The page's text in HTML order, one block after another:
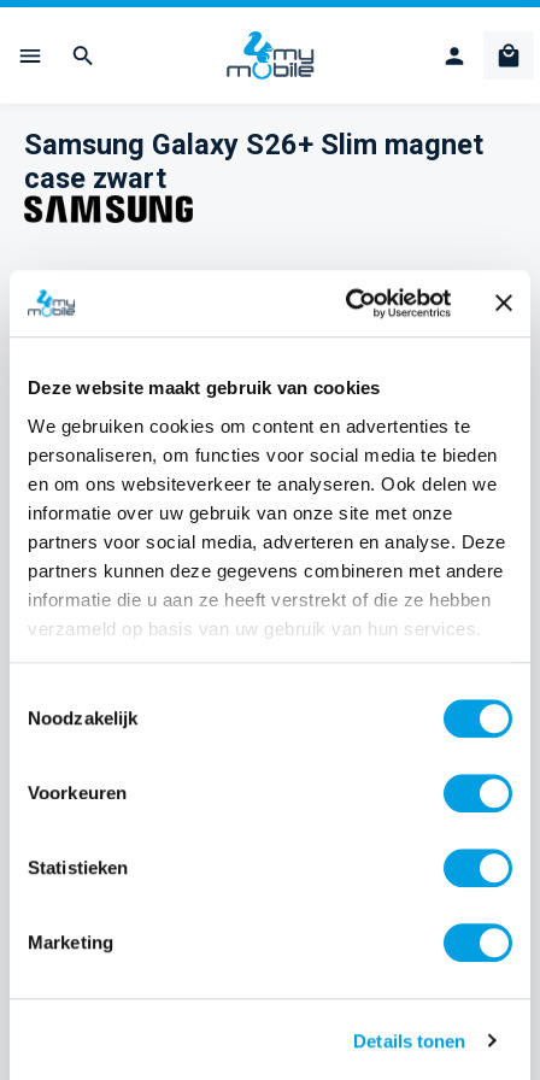
Deze website maakt gebruik van cookies
We gebruiken cookies om content en advertenties te
personaliseren, om functies voor social media te bieden
en om ons websiteverkeer te analyseren. Ook delen we
informatie over uw gebruik van onze site met onze
partners voor social media, adverteren en analyse. Deze
partners kunnen deze gegevens combineren met andere
informatie die u aan ze heeft verstrekt of die ze hebben
verzameld op basis van uw gebruik van hun services.
Noodzakelijk
Voorkeuren
Statistieken
Marketing
Details tonen
Samsung Galaxy S26+ Slim magnet
case zwart
Normale prijs:
€ 69,99
Prijzen incl. BTW en excl. verzendkosten
Producthoeveelheid: Voer de gewenste
Productnummer:
Samsung